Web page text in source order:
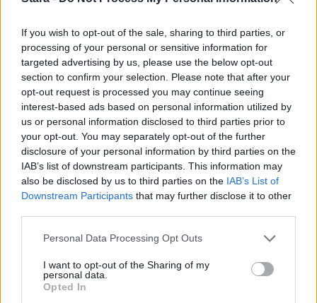
If you wish to opt-out of the sale, sharing to third parties, or
processing of your personal or sensitive information for
targeted advertising by us, please use the below opt-out
section to confirm your selection. Please note that after your
opt-out request is processed you may continue seeing
interest-based ads based on personal information utilized by
us or personal information disclosed to third parties prior to
your opt-out. You may separately opt-out of the further
disclosure of your personal information by third parties on the
IAB’s list of downstream participants. This information may
also be disclosed by us to third parties on the IAB’s List of
Downstream Participants that may further disclose it to other
Personal Data Processing Opt Outs
I want to opt-out of the Sharing of my
personal data.
Opted In
Espanjan Barcelonasta reilun 200 kilometrin,
eli noin kolmen tunnin, ajomatkan
Info
Tietoa meistä
Mediatiedot
Yhteistyössä
Kesä!
Päivän Lehti
Lifestyle